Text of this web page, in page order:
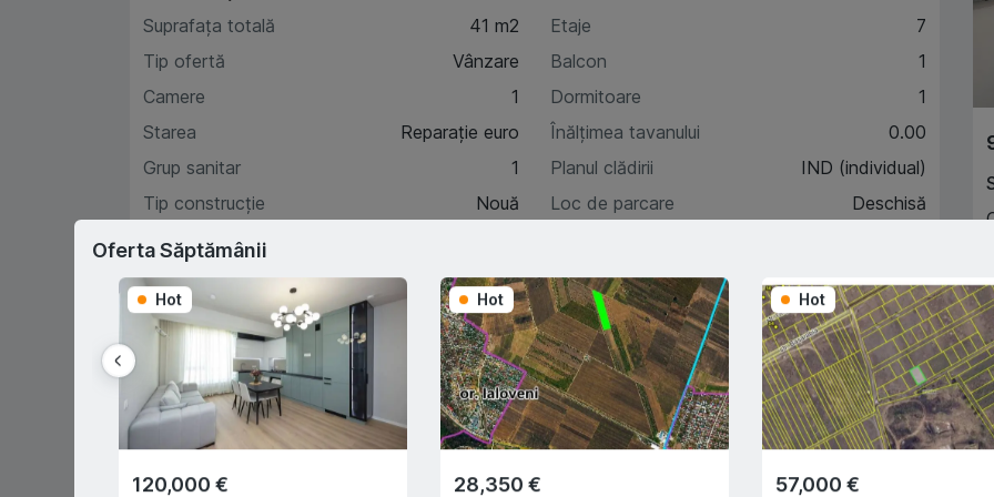
Suprafața totală
41 m2
Tip ofertă
Vânzare
Camere
1
Starea
Reparație euro
Grup sanitar
1
Tip construcție
Nouă
Etaj
Etaje
7
Balcon
1
Dormitoare
1
Înălțimea tavanului
0.00
Planul clădirii
IND (individual)
Loc de parcare
Deschisă
Caracteristici
Descriere
Oferta Săptămânii
Hot
120,000 €
Hot
28,350 €
Hot
57,000 €